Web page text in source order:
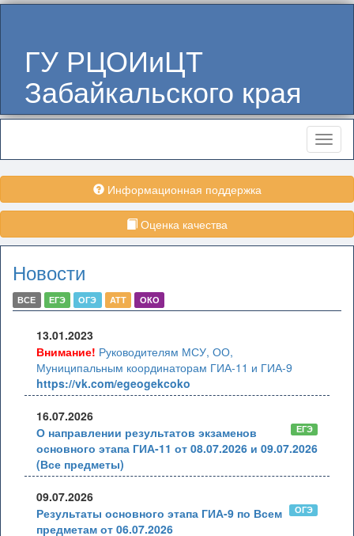
ГУ РЦОИиЦТ
Забайкальского края
Меню
Информационная поддержка
Оценка качества
Новости
ВСЕ ЕГЭ ОГЭ АТТ ОКО
13.01.2023
Внимание! Руководителям МСУ, ОО,
Муниципальным координаторам ГИА-11 и ГИА-9
https://vk.com/egeogekcoko
16.07.2026
ЕГЭ
О направлении результатов экзаменов
основного этапа ГИА-11 от 08.07.2026 и 09.07.2026
(Все предметы)
09.07.2026
ОГЭ
Результаты основного этапа ГИА-9 по Всем
предметам от 06.07.2026